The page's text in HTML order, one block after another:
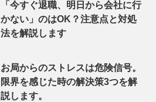
「今すぐ退職、明日から会社に行
かない」のはOK？注意点と対処
法を解説します
お局からのストレスは危険信号。
限界を感じた時の解決策3つを解
説します。